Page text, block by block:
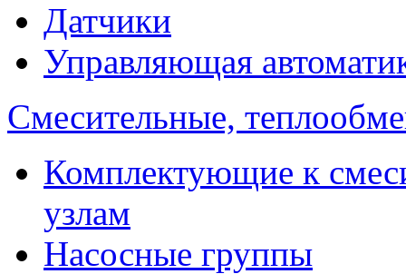
Датчики
Управляющая
Смесительные,
Комплектующие к
узлам
Насосные группы